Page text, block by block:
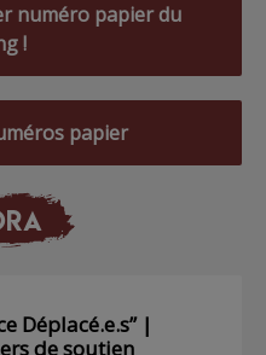
numéro papier du
!
papier
Déplacé.e.s” |
de soutien